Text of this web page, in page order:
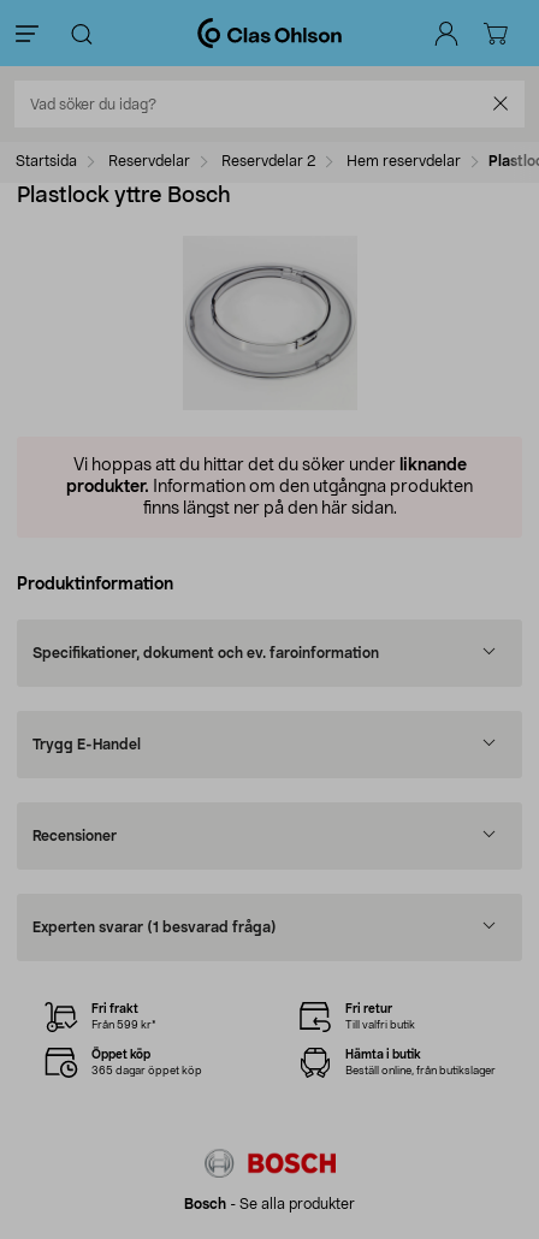
Startsida Reservdelar Reservdelar 2 Hem reservdelar
Plastlock yttre Bosch
Vi hoppas att du hittar det du söker under liknande
produkter. Information om den utgångna produkten
finns längst ner på den här sidan.
Produktinformation
Specifikationer, dokument och ev. faroinformation
Trygg E-Handel
Recensioner
Experten svarar (1 besvarad fråga)
Bosch - Se alla produkter
Fri frakt
Från 599 kr*
Fri retur
Till valfri butik
Öppet köp
365 dagar öppet köp
Hämta i butik
Beställ online, från butikslager